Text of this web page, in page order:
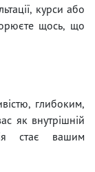
курси або
щось, що
глибоким,
як внутрішній
стає вашим